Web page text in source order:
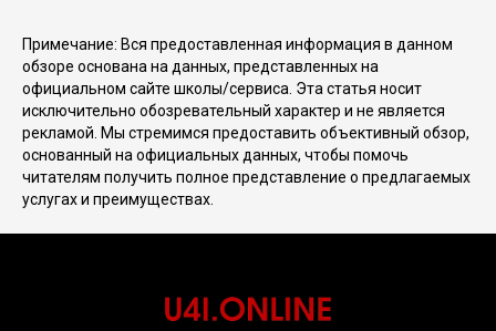
Примечание: Вся предоставленная информация в данном
обзоре основана на данных, представленных на
официальном сайте школы/сервиса. Эта статья носит
исключительно обозревательный характер и не является
рекламой. Мы стремимся предоставить объективный обзор,
основанный на официальных данных, чтобы помочь
читателям получить полное представление о предлагаемых
услугах и преимуществах.